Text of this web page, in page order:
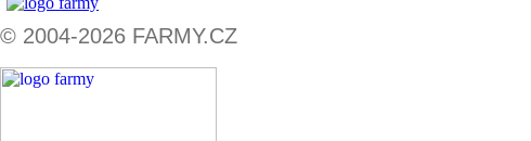
© 2004-2026 FARMY.CZ